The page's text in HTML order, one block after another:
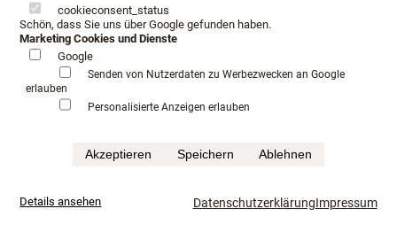
Außerhalb der o. g. Zeiten nach Terminabsprache.
Kontakt:
Ihren Beratungstermin:
Schlafkultur Lang e.K.
cookieconsent_status
Schön, dass Sie uns über Google gefunden haben.
Marketing Cookies und Dienste
Google
Senden von Nutzerdaten zu Werbezwecken an Google
erlauben
Personalisierte Anzeigen erlauben
Akzeptieren Speichern Ablehnen
Details ansehen DatenschutzerklärungImpressum